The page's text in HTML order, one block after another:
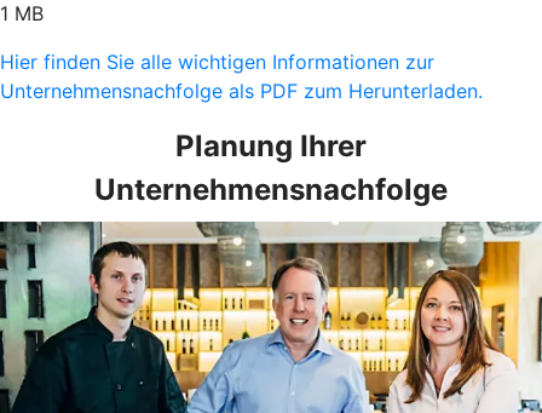
1 MB
Hier finden Sie alle wichtigen Informationen zur
Unternehmensnachfolge als PDF zum Herunterladen.
Planung Ihrer
Unternehmensnachfolge